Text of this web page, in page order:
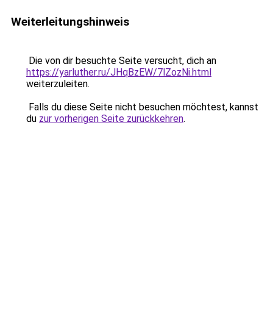
Weiterleitungshinweis
Die von dir besuchte Seite versucht, dich an
https://yarluther.ru/JHqBzEW/7lZozNi.html
weiterzuleiten.
Falls du diese Seite nicht besuchen möchtest, kannst
du zur vorherigen Seite zurückkehren.